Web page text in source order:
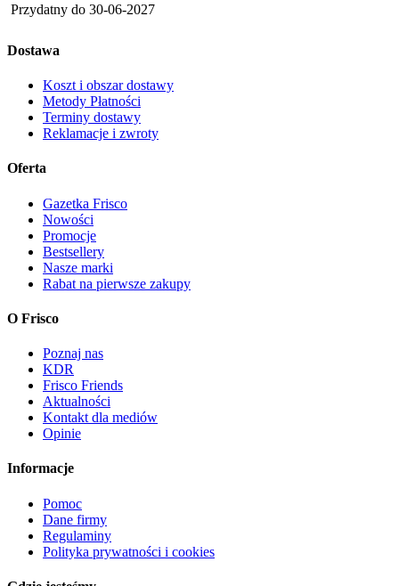
Przydatny do 30-06-2027
Dostawa
Koszt i obszar dostawy
Metody Płatności
Terminy dostawy
Reklamacje i zwroty
Oferta
Gazetka Frisco
Nowości
Promocje
Bestsellery
Nasze marki
Rabat na pierwsze zakupy
O Frisco
Poznaj nas
KDR
Frisco Friends
Aktualności
Kontakt dla mediów
Opinie
Informacje
Pomoc
Dane firmy
Regulaminy
Polityka prywatności i cookies